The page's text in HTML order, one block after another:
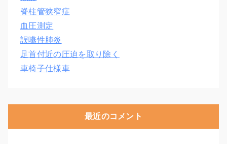
脊柱管狭窄症
血圧測定
誤嚥性肺炎
足首付近の圧迫を取り除く
車椅子仕様車
最近のコメント